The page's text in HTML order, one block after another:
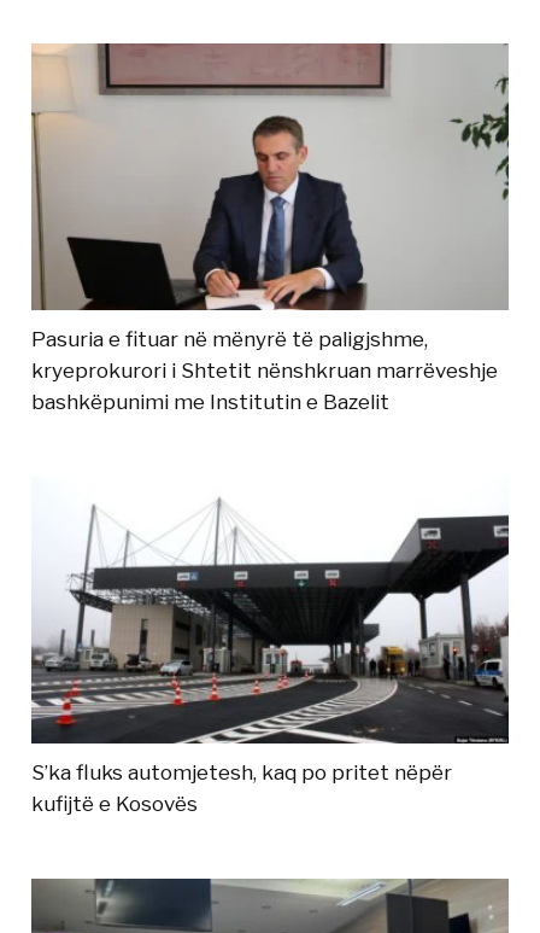
Pasuria e fituar në mënyrë të paligjshme,
kryeprokurori i Shtetit nënshkruan marrëveshje
bashkëpunimi me Institutin e Bazelit
S’ka fluks automjetesh, kaq po pritet nëpër
kufijtë e Kosovës